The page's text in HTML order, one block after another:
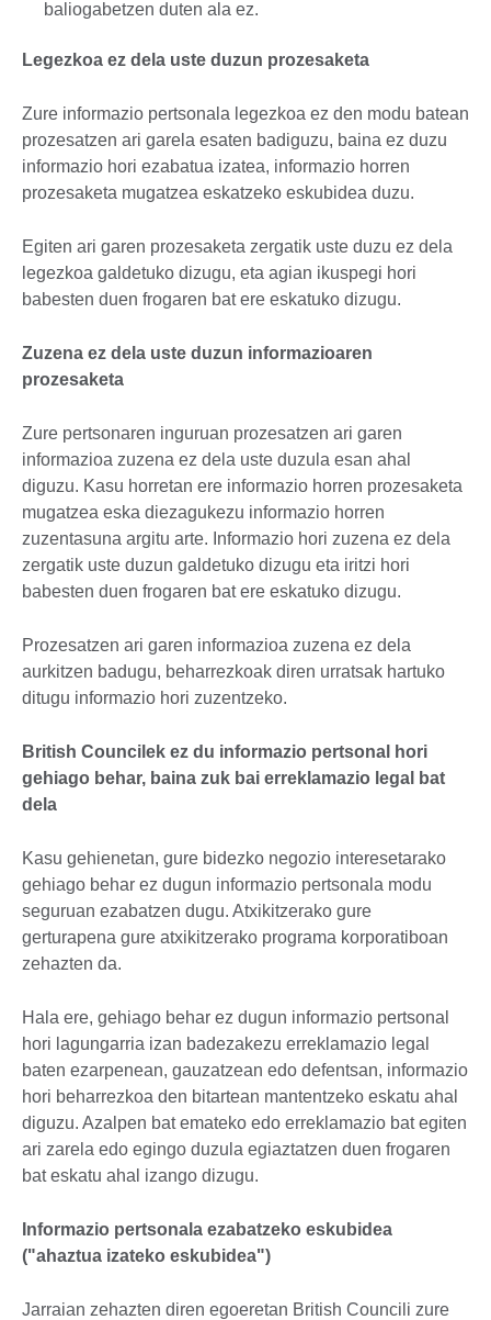
baliogabetzen duten ala ez.
Legezkoa ez dela uste duzun prozesaketa
Zure informazio pertsonala legezkoa ez den modu batean
prozesatzen ari garela esaten badiguzu, baina ez duzu
informazio hori ezabatua izatea, informazio horren
prozesaketa mugatzea eskatzeko eskubidea duzu.
Egiten ari garen prozesaketa zergatik uste duzu ez dela
legezkoa galdetuko dizugu, eta agian ikuspegi hori
babesten duen frogaren bat ere eskatuko dizugu.
Zuzena ez dela uste duzun informazioaren
prozesaketa
Zure pertsonaren inguruan prozesatzen ari garen
informazioa zuzena ez dela uste duzula esan ahal
diguzu. Kasu horretan ere informazio horren prozesaketa
mugatzea eska diezagukezu informazio horren
zuzentasuna argitu arte. Informazio hori zuzena ez dela
zergatik uste duzun galdetuko dizugu eta iritzi hori
babesten duen frogaren bat ere eskatuko dizugu.
Prozesatzen ari garen informazioa zuzena ez dela
aurkitzen badugu, beharrezkoak diren urratsak hartuko
ditugu informazio hori zuzentzeko.
British Councilek ez du informazio pertsonal hori
gehiago behar, baina zuk bai erreklamazio legal bat
dela
Kasu gehienetan, gure bidezko negozio interesetarako
gehiago behar ez dugun informazio pertsonala modu
seguruan ezabatzen dugu. Atxikitzerako gure
gerturapena gure atxikitzerako programa korporatiboan
zehazten da.
Hala ere, gehiago behar ez dugun informazio pertsonal
hori lagungarria izan badezakezu erreklamazio legal
baten ezarpenean, gauzatzean edo defentsan, informazio
hori beharrezkoa den bitartean mantentzeko eskatu ahal
diguzu. Azalpen bat emateko edo erreklamazio bat egiten
ari zarela edo egingo duzula egiaztatzen duen frogaren
bat eskatu ahal izango dizugu.
Informazio pertsonala ezabatzeko eskubidea
("ahaztua izateko eskubidea")
Jarraian zehazten diren egoeretan British Councili zure